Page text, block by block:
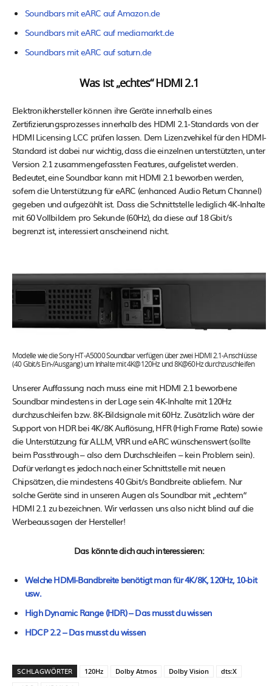
Soundbars mit eARC auf Amazon.de
Soundbars mit eARC auf mediamarkt.de
Soundbars mit eARC auf saturn.de
Was ist „echtes“ HDMI 2.1
Elektronikhersteller können ihre Geräte innerhalb eines
Zertifizierungsprozesses innerhalb des HDMI 2.1-Standards von der
HDMI Licensing LCC prüfen lassen. Dem Lizenzvehikel für den HDMI-
Standard ist dabei nur wichtig, dass die einzelnen unterstützten, unter
Version 2.1 zusammengefassten Features, aufgelistet werden.
Bedeutet, eine Soundbar kann mit HDMI 2.1 beworben werden,
sofern die Unterstützung für eARC (enhanced Audio Return Channel)
gegeben und aufgezählt ist. Dass die Schnittstelle lediglich 4K-Inhalte
mit 60 Vollbildern pro Sekunde (60Hz), da diese auf 18 Gbit/s
begrenzt ist, interessiert anscheinend nicht.
Modelle wie die Sony HT-A5000 Soundbar verfügen über zwei HDMI 2.1-Anschlüsse
(40 Gbit/s Ein-/Ausgang) um Inhalte mit 4K@120Hz und 8K@60Hz durchzuschleifen
Unserer Auffassung nach muss eine mit HDMI 2.1 beworbene
Soundbar mindestens in der Lage sein 4K-Inhalte mit 120Hz
durchzuschleifen bzw. 8K-Bildsignale mit 60Hz. Zusätzlich wäre der
Support von HDR bei 4K/8K Auflösung, HFR (High Frame Rate) sowie
die Unterstützung für ALLM, VRR und eARC wünschenswert (sollte
beim Passthrough – also dem Durchschleifen – kein Problem sein).
Dafür verlangt es jedoch nach einer Schnittstelle mit neuen
Chipsätzen, die mindestens 40 Gbit/s Bandbreite abliefern. Nur
solche Geräte sind in unseren Augen als Soundbar mit „echtem“
HDMI 2.1 zu bezeichnen. Wir verlassen uns also nicht blind auf die
Werbeaussagen der Hersteller!
Das könnte dich auch interessieren:
Welche HDMI-Bandbreite benötigt man für 4K/8K, 120Hz, 10-bit
usw.
High Dynamic Range (HDR) – Das musst du wissen
HDCP 2.2 – Das musst du wissen
SCHLAGWÖRTER 120Hz Dolby Atmos Dolby Vision
dts:X